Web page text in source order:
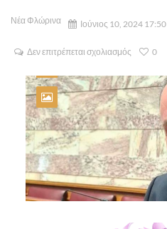
Νέα Φλώρινα Ιούνιος 10, 2024 17:50
Δεν επιτρέπεται σχολιασμός 0